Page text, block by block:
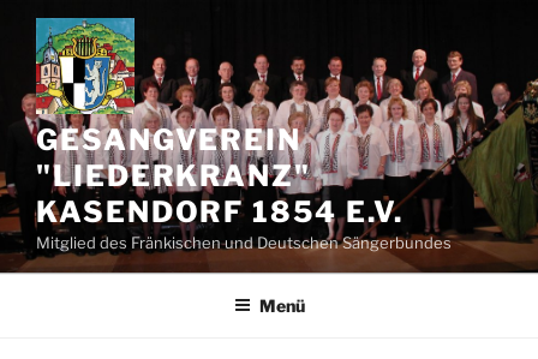
Zum
Inhalt
springen
GESANGVEREIN
"LIEDERKRANZ"
KASENDORF 1854 E.V.
Mitglied des Fränkischen und Deutschen Sängerbundes
Menü